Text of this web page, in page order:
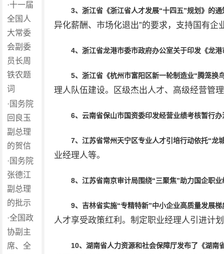
·十一届
全国人
大常委
会副委
员长周
铁农题
词
· 国务院
回良玉
副总理
的贺信
· 国务院
张德江
副总理
的批示
·全国政
协副主
席、全
3、 浙江省《浙江省人才发展“十四五”规划》的通
异化薪酬、市场化退出”的要求，支持国有企
4、 浙江省龙港市委市政府办公室关于印发《龙港
5、 浙江省《杭州市富阳区新一轮制造业“腾笼换
理人队伍建设。区级杰出人才、高级经营管
6、 云南省保山市国资委印发经营业绩考核暂行办
7、 江苏省常州天宁区专业人才引培行动依托“龙
业经理人等。
8、 江苏省南京审计局围绕“三聚焦”助力国企职
9、 吉林省实施“专精特新”中小企业高质量发展
人才享受政策红利。制定职业经理人引进计
10、湖南省人力资源和社会保障厅发布了《湖南